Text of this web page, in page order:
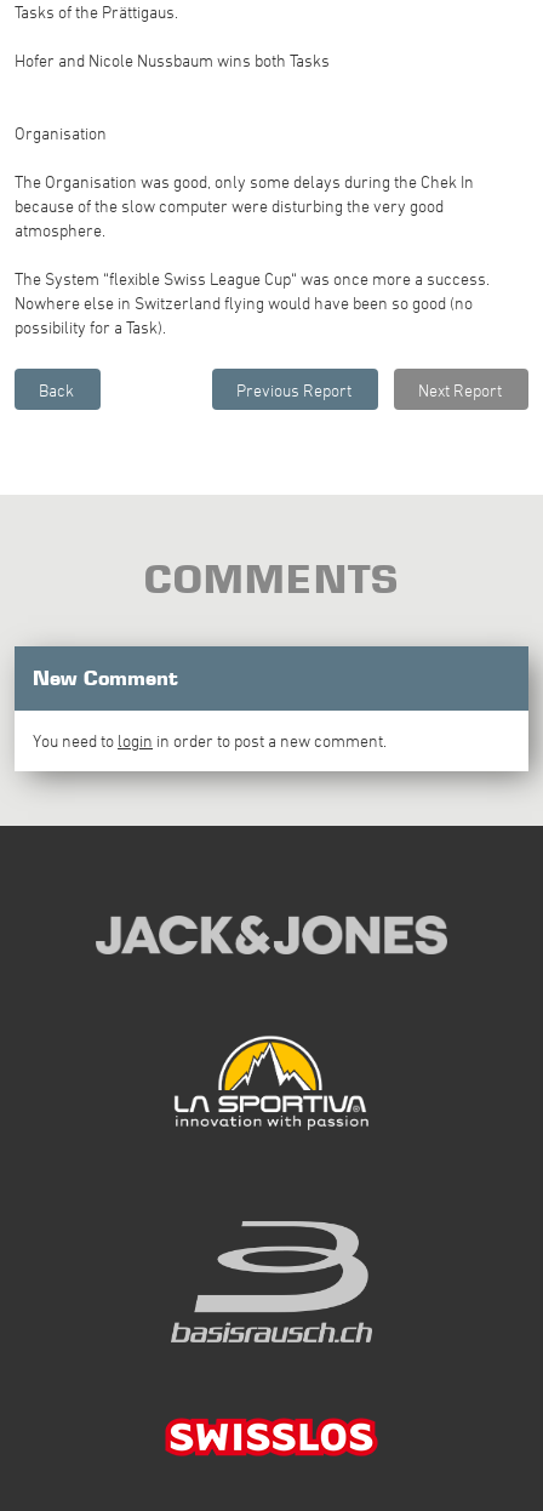
Tasks of the Prättigaus.
Hofer and Nicole Nussbaum wins both Tasks
Organisation
The Organisation was good, only some delays during the Chek In
because of the slow computer were disturbing the very good
atmosphere.
The System “flexible Swiss League Cup“ was once more a success.
Nowhere else in Switzerland flying would have been so good (no
possibility for a Task).
COMMENTS
New Comment
You need to login in order to post a new comment.